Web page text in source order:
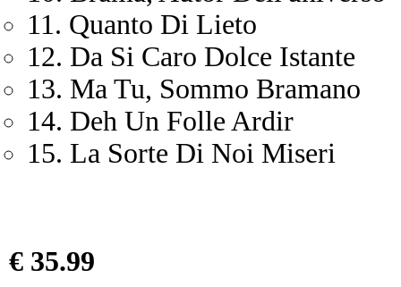
11. Quanto Di Lieto
12. Da Si Caro Dolce Istante
13. Ma Tu, Sommo Bramano
14. Deh Un Folle Ardir
15. La Sorte Di Noi Miseri
€ 35.99